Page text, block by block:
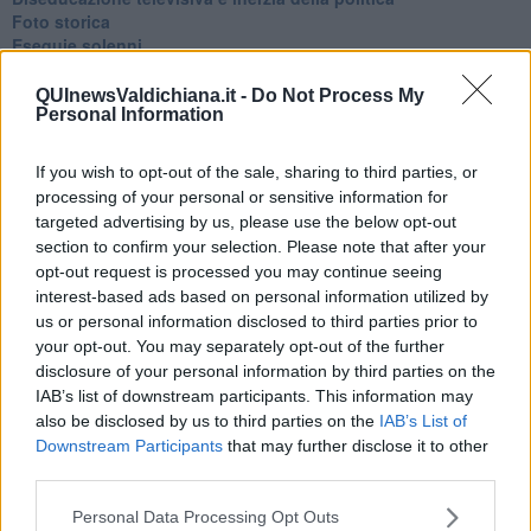
QUInewsValdichiana.it - Do Not Process My
Personal Information
If you wish to opt-out of the sale, sharing to third parties, or
processing of your personal or sensitive information for
targeted advertising by us, please use the below opt-out
section to confirm your selection. Please note that after your
opt-out request is processed you may continue seeing
interest-based ads based on personal information utilized by
us or personal information disclosed to third parties prior to
your opt-out. You may separately opt-out of the further
disclosure of your personal information by third parties on the
IAB’s list of downstream participants. This information may
also be disclosed by us to third parties on the IAB’s List of
Downstream Participants that may further disclose it to other
Personal Data Processing Opt Outs
Foto storica
Esequie solenni
Teste calde
Non avere e non essere
Da Capodanno a Carnevale
Schizzi di fango
Sor-riso amaro
Fine anno al ristorante
La festa di Capodanno
Natale 2024
Re e regnanti
A noi interessa il dito non la luna
Come rubare allo stato e vivere felici
Una performance
Il compagno
​Io (allo specchio)
Tramonto
Il giorno dei saldi